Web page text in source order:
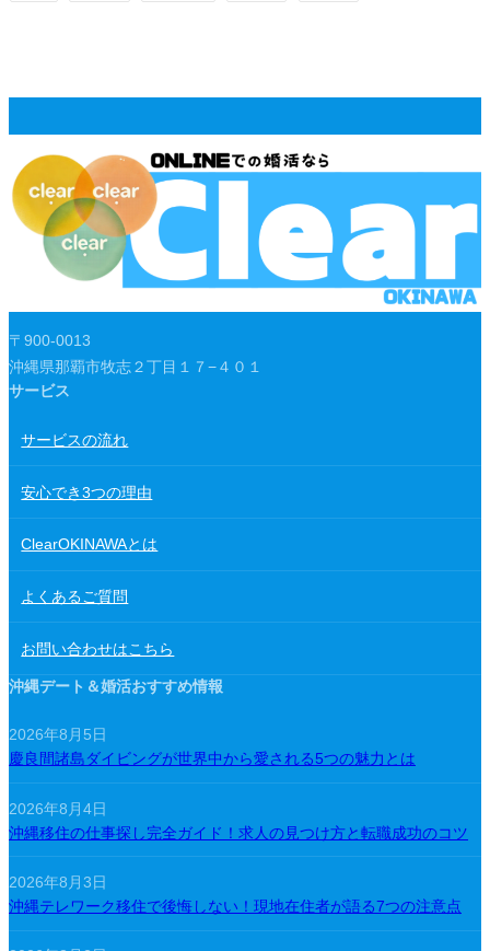
〒900-0013
沖縄県那覇市牧志２丁目１７−４０１
サービス
サービスの流れ
安心でき3つの理由
ClearOKINAWAとは
よくあるご質問
お問い合わせはこちら
沖縄デート＆婚活おすすめ情報
2026年8月5日
慶良間諸島ダイビングが世界中から愛される5つの魅力とは
2026年8月4日
沖縄移住の仕事探し完全ガイド！求人の見つけ方と転職成功のコツ
2026年8月3日
沖縄テレワーク移住で後悔しない！現地在住者が語る7つの注意点